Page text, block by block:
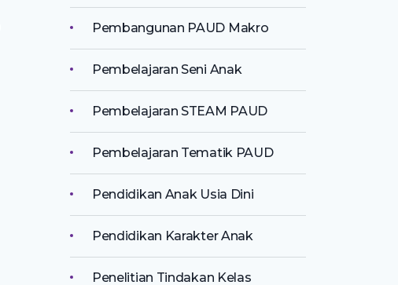
Pembangunan PAUD Makro
Pembelajaran Seni Anak
Pembelajaran STEAM PAUD
Pembelajaran Tematik PAUD
Pendidikan Anak Usia Dini
Pendidikan Karakter Anak
Penelitian Tindakan Kelas